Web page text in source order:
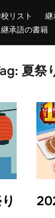
リスト 継
継承語の書籍
夏祭